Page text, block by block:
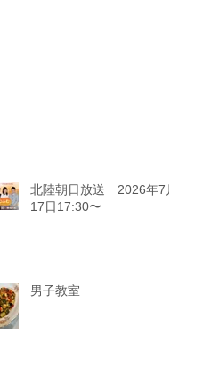
北陸朝日放送 2026年7月
17日17:30〜
男子教室